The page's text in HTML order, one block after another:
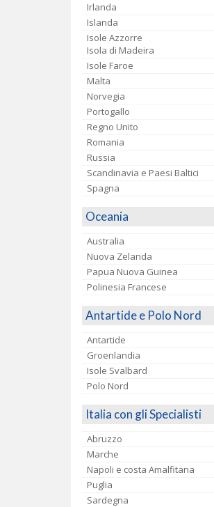
Irlanda
Islanda
Isole Azzorre
Isola di Madeira
Isole Faroe
Malta
Norvegia
Portogallo
Regno Unito
Romania
Russia
Scandinavia e Paesi Baltici
Spagna
Oceania
Australia
Nuova Zelanda
Papua Nuova Guinea
Polinesia Francese
Antartide e Polo Nord
Antartide
Groenlandia
Isole Svalbard
Polo Nord
Italia con gli Specialisti
Abruzzo
Marche
Napoli e costa Amalfitana
Puglia
Sardegna